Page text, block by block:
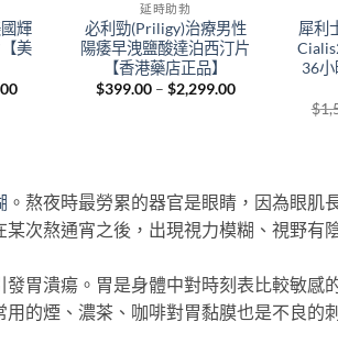
輝
美
Price
延時助勃
必利勁(Priligy)治療男性
陽痿早洩鹽酸達泊西汀片
【香港藥店正品】
$399.00 – $2,299.00Price
犀利
36
$
。熬夜時最勞累的器官是眼睛，因為眼
次熬通宵之後，出現視力模糊、視野有
發胃潰瘍。胃是身體中對時刻表比較敏感
的煙、濃茶、咖啡對胃黏膜也是不良的